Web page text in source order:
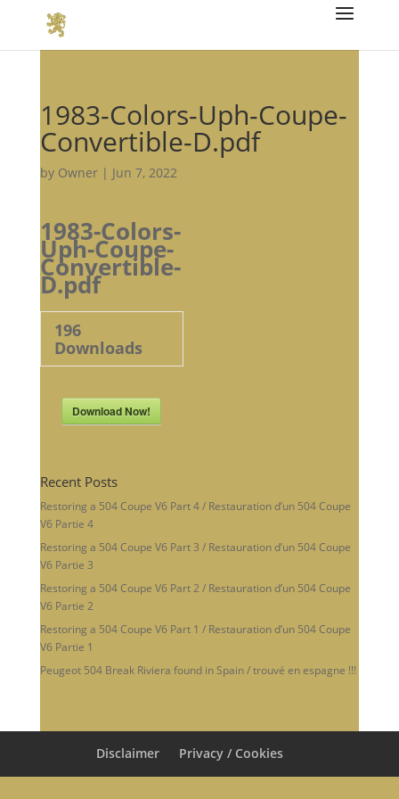
1983-Colors-Uph-Coupe-
Convertible-D.pdf
by Owner| Jun 7, 2022
1983-Colors-
Uph-Coupe-
Convertible-
D.pdf
196
Downloads
Download Now!
Recent Posts
Restoring a 504 Coupe V6 Part 4 / Restauration d’un 504 Coupe
V6 Partie 4
Restoring a 504 Coupe V6 Part 3 / Restauration d’un 504 Coupe
V6 Partie 3
Restoring a 504 Coupe V6 Part 2 / Restauration d’un 504 Coupe
V6 Partie 2
Restoring a 504 Coupe V6 Part 1 / Restauration d’un 504 Coupe
V6 Partie 1
Peugeot 504 Break Riviera found in Spain / trouvé en espagne !!!
Disclaimer Privacy / Cookies